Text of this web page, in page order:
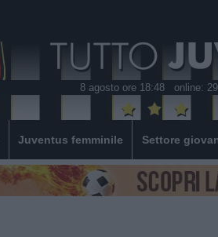
8 agosto ore 18:48 online:
Juventus femminile Settore